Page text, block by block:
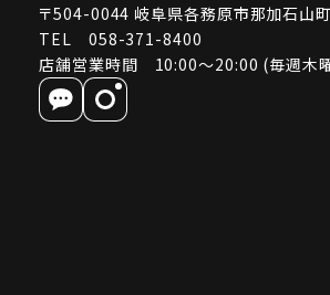
〒504-0044 岐阜県各務原市那加石山
店舗営業時間 10:00～20:00 (毎週木
TEL 058-371-8400